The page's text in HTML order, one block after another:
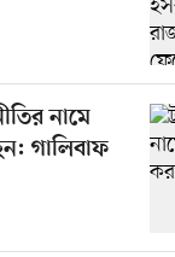
নামে
গালিবাফ